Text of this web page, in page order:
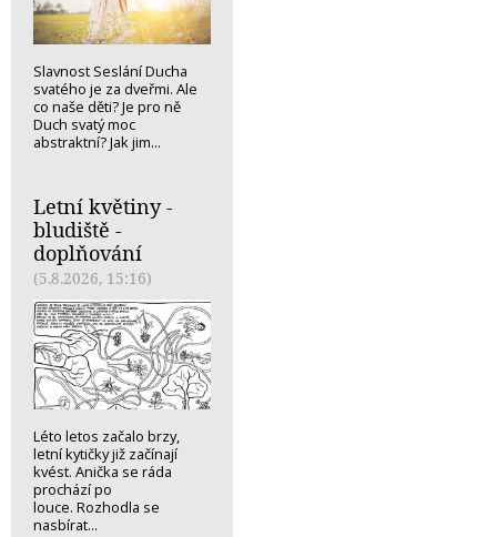
Slavnost Seslání Ducha
svatého je za dveřmi. Ale
co naše děti? Je pro ně
Duch svatý moc
abstraktní? Jak jim...
Letní květiny -
bludiště -
doplňování
(5.8.2026, 15:16)
Léto letos začalo brzy,
letní kytičky již začínají
kvést. Anička se ráda
prochází po
louce. Rozhodla se
nasbírat...